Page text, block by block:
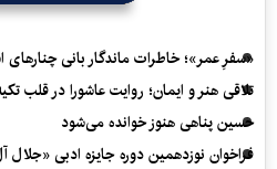
«سفرِ عمر»؛ خاطرات ماندگار بانی چنارهای
تلاقی هنر و ایمان؛ روایت عاشورا در قلب
حسین پناهی هنوز خوانده می‌شود
فراخوان نوزدهمین دوره جایزه ادبی